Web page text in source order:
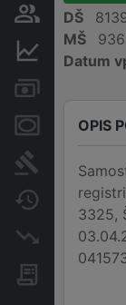
Zastavne
Sodni
DŠ
MŠ
Datum
OPIS
3325,